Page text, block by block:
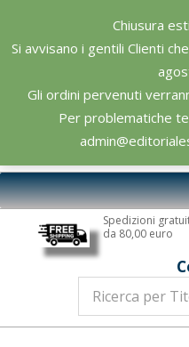
Chiusura
Si avvisano i gentili Clienti
Gli ordini pervenuti
Per problematiche
content
Editoriale
Scientifica
Primary
Navigation
Spedizioni
da 80,00 euro